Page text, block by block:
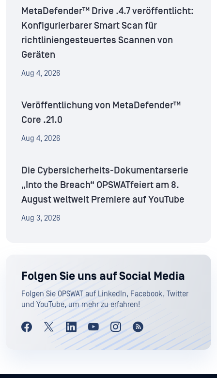
MetaDefender™ Drive .4.7 veröffentlicht:
Konfigurierbarer Smart Scan für
richtliniengesteuertes Scannen von
Geräten
Aug 4, 2026
Veröffentlichung von MetaDefender™
Core .21.0
Aug 4, 2026
Die Cybersicherheits-Dokumentarserie
„Into the Breach“ OPSWATfeiert am 8.
August weltweit Premiere auf YouTube
Aug 3, 2026
Folgen Sie uns auf Social Media
Folgen Sie OPSWAT auf LinkedIn, Facebook, Twitter
und YouTube, um mehr zu erfahren!